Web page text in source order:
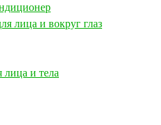
лица и вокруг глаз
лица и тела